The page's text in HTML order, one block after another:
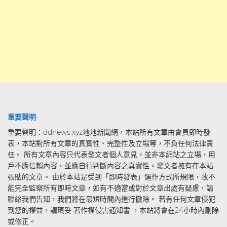
重要聲明
重要聲明：ddnews.xyz地地新聞網，本站所有文章由會員即時發
表，本站對所有文章的真實性、完整性及立場等，不負任何法律責
任。 所有文章內容只代表發文者個人意見，並非本網站之立場，用
戶不應信賴內容，並應自行判斷內容之真實性。發文者擁有在本站
張貼的文章。 由於本站是受到「即時發表」運作方式所規限，故不
能完全監察所有即時文章，如有不適當或對於文章出處有疑慮，請
聯絡我們告知，我們將在最短時間內進行撤除。 若有任何文章侵犯
到您的權益，請瑱妥 著作權侵害通知書 ，本站將會在24小時內刪除
或修正。